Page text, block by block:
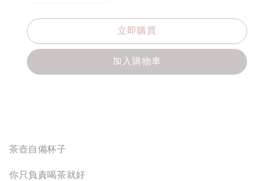
立即購買
加入購物車
茶壺自備杯子
你只負責喝茶就好